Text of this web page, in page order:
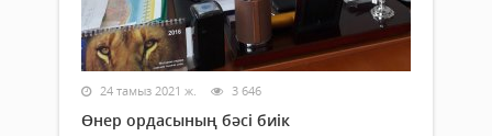
24 тамыз 2021 ж. 3 646
Өнер ордасының бәсі биік